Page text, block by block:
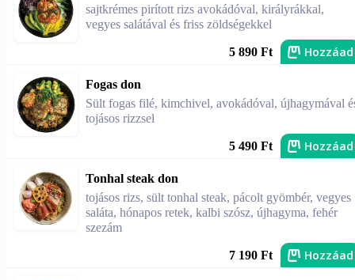
sajtkrémes pirított rizs avokádóval, királyrákkal,
vegyes salátával és friss zöldségekkel
5 890 Ft Hozzáad
Fogas don
Sült fogas filé, kimchivel, avokádóval, újhagymával
tojásos rizzsel
5 490 Ft Hozzáad
Tonhal steak don
tojásos rizs, sült tonhal steak, pácolt gyömbér, vegyes
saláta, hónapos retek, kalbi szósz, újhagyma, fehér
szezám
7 190 Ft Hozzáad